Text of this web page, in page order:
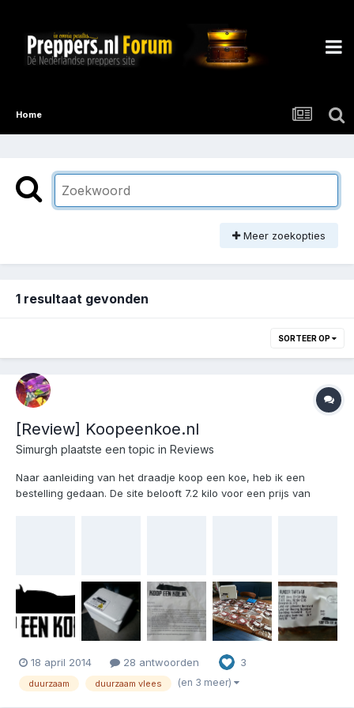
Home
Meer zoekopties
1 resultaat gevonden
SORTEER OP
[Review] Koopeenkoe.nl
Simurgh plaatste een topic in Reviews
Naar aanleiding van het draadje koop een koe, heb ik een
bestelling gedaan. De site belooft 7.2 kilo voor een prijs van
18 april 2014 28 antwoorden 3
duurzaam duurzaam vlees (en 3 meer)